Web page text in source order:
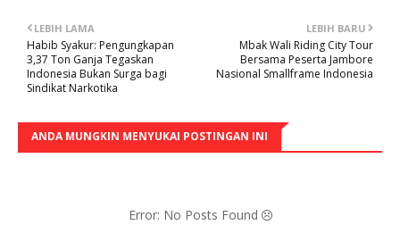
LEBIH BARU
Mbak Wali Riding City Tour
Bersama Peserta Jambore
Nasional Smallframe Indonesia
LEBIH LAMA
Habib Syakur: Pengungkapan
3,37 Ton Ganja Tegaskan
Indonesia Bukan Surga bagi
Sindikat Narkotika
ANDA MUNGKIN MENYUKAI POSTINGAN INI
Error: No Posts Found